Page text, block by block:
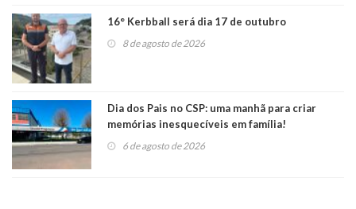
16° Kerbball será dia 17 de outubro
8 de agosto de 2026
Dia dos Pais no CSP: uma manhã para criar
memórias inesquecíveis em família!
6 de agosto de 2026